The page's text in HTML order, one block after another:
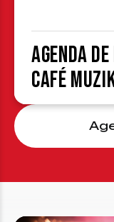
Agenda
Café